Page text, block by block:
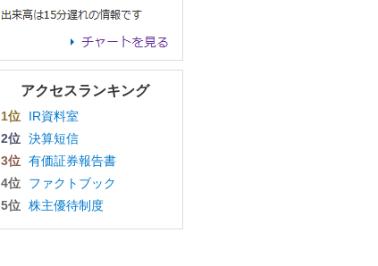
アクセスランキング
1位
IR資料室
2位 決算短信
3位 有価証券報告書
4位
ファクトブック
5位 株主優待制度